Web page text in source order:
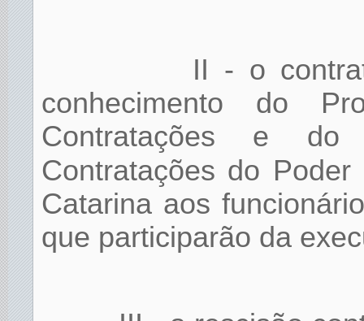
II - o
conhecimento do
Contratações e
Contratações do Poder
Catarina aos
que participarão da